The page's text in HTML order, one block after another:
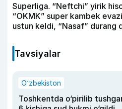
Superliga. “Neftchi” yirik
“OKMK” super kambek
ustun keldi, “Nasaf” durang
Tavsiyalar
O‘zbekiston
Toshkentda o‘pirilib